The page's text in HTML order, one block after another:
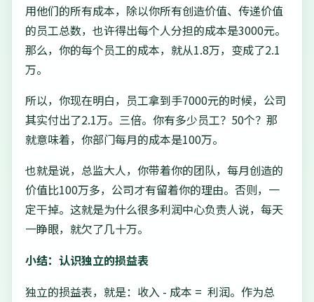
用他们的所有成本，除以你所有创造价值、传递价值
的员工总数，也许得出每个人分担的成本是3000元。
那么，你的每个员工的成本，就从1.8万，变成了2.1
万。
所以，你现在明白，员工拿到手7000元的时候，公司
其实付出了2.1万。三倍。你有多少员工？50个？那
就意味着，你部门每月的成本是100万。
也就是说，总监大人，你带着你的团队，每月创造的
价值比100万多，公司才有留着你的理由。否则，一
定干掉。这就是为什么很多利润中心负责人说，每天
一睁眼，就欠了几十万。
小结：认识独立的损益表
独立的损益表，就是：收入 - 成本 = 利润。作为总